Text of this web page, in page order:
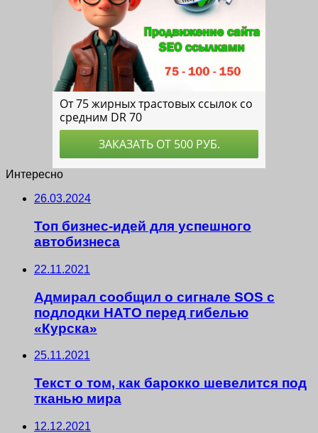
Интересно
26.03.2024
Топ бизнес-идей для успешного
автобизнеса
22.11.2021
Адмирал сообщил о сигнале SOS с
подлодки НАТО перед гибелью
«Курска»
25.11.2021
Текст о том, как барокко шевелится под
тканью мира
12.12.2021